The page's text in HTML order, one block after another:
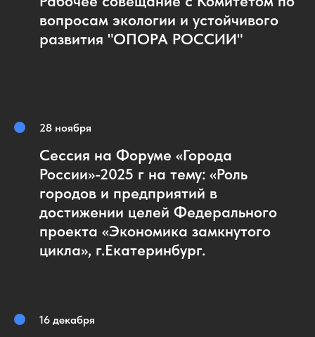
вопросам экологии и устойчивого
развития "ОПОРА РОССИИ"
28 ноября
Сессия на Форуме «Города
России»-2025 г на тему: «Роль
городов и предприятий в
достижении целей Федерального
проекта «Экономика замкнутого
цикла», г.Екатеринбург.
16 декабря